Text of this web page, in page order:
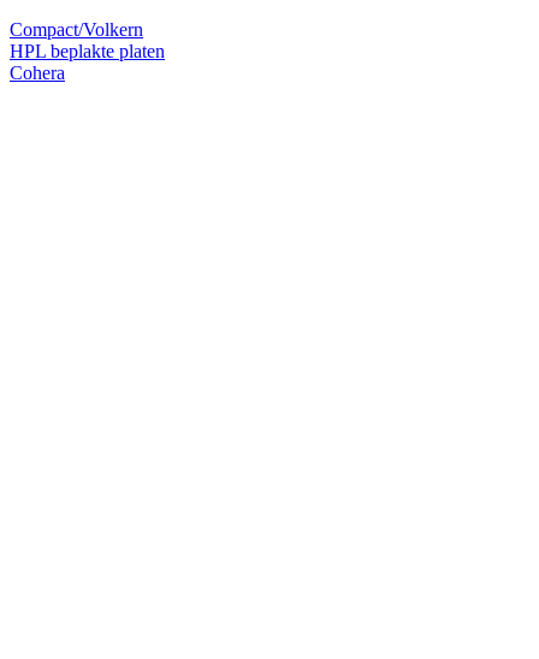
Compact/Volkern
HPL beplakte platen
Cohera